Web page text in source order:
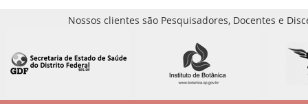
Nossos clientes são Pesquisadores, Docentes e